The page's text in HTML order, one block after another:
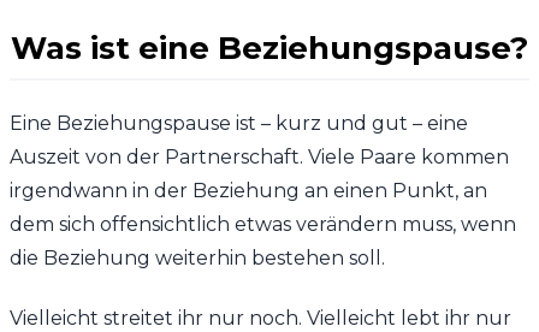
Was ist eine Beziehungspause?
Eine Beziehungspause ist – kurz und gut – eine
Auszeit von der Partnerschaft. Viele Paare kommen
irgendwann in der Beziehung an einen Punkt, an
dem sich offensichtlich etwas verändern muss, wenn
die Beziehung weiterhin bestehen soll.
Vielleicht streitet ihr nur noch. Vielleicht lebt ihr nur